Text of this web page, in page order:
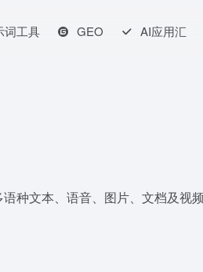
词工具 GEO AI应用汇
种文本、语音、图片、文档及视